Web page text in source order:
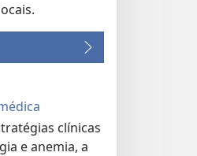
clínicas
e anemia, a